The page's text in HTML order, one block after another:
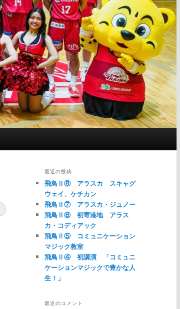
最近の投稿
飛鳥Ⅱ⑧ アラスカ スキャグ
ウェイ、ケチカン
飛鳥Ⅱ⑦ アラスカ・ジュノー
飛鳥Ⅱ⑥ 初寄港地 アラス
カ・コディアック
飛鳥Ⅱ⑤ コミュニケーション
マジック教室
飛鳥Ⅱ④ 初講演 「コミュニ
ケーションマジックで豊かな人
生！」
最近のコメント